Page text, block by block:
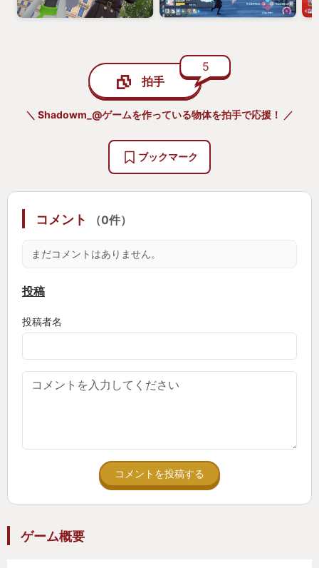
ほのおのキバなどの近接技は近づいて、
ポケモンが移動を行った後に実行されます。
各技はクールダウン制で発動自体は何度でも可能に
技を指示していない間でさえも移動が可能と、
そうです「避けろ！ピカチュウ！」ができます。
ポケモンの持つとくせいも廃止されシンプルになっ
た…かと思いきや
ポケモン自体の体の大きさが攻撃判定、受け判定に
大きく反映され、
事態にまで
きく変わる作品として生まれ変わっています。
ポケモンバトルは目と目が合ったらバトル…ではな
夜のミアレシティはまさしく無法地帯、
レジェンズらしい荒っぽさは今作でも健在
と聞くと完全に別物、ポケモンのような何かのよう
な印象をうけますが、
これまで描かれなかったポケモンの新たな一面を描
拍手
5
＼ Shadowm_@ゲームを作っている物体を拍手で応援！ ／
ブックマーク
コメント （0件）
まだコメントはありません。
投稿
投稿者名
コメントを投稿する
ゲーム概要